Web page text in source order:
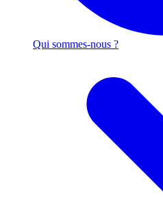
Qui sommes-nous ?